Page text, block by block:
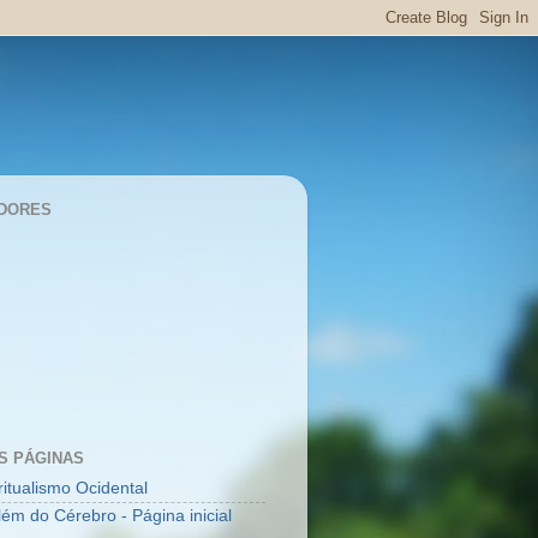
PÁGINAS
Ocidental
do Cérebro - Página inicial